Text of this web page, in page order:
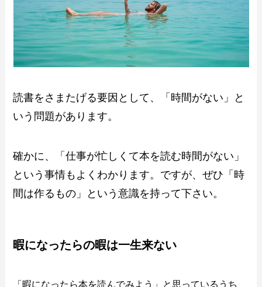
読書をさまたげる要因として、「時間がない」と
いう問題があります。
確かに、「仕事が忙しくて本を読む時間がない」
という事情もよくわかります。ですが、ぜひ「時
間は作るもの」という意識を持って下さい。
暇になったらの暇は一生来ない
「暇になったら本を読んでみよう」と思っているうち